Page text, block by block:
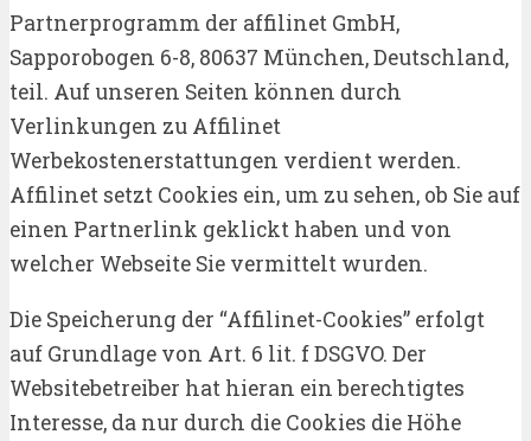
Partnerprogramm der affilinet GmbH,
Sapporobogen 6-8, 80637 München, Deutschland,
teil. Auf unseren Seiten können durch
Verlinkungen zu Affilinet
Werbekostenerstattungen verdient werden.
Affilinet setzt Cookies ein, um zu sehen, ob Sie auf
einen Partnerlink geklickt haben und von
welcher Webseite Sie vermittelt wurden.
Die Speicherung der “Affilinet-Cookies” erfolgt
auf Grundlage von Art. 6 lit. f DSGVO. Der
Websitebetreiber hat hieran ein berechtigtes
Interesse, da nur durch die Cookies die Höhe